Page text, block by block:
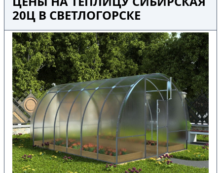
20Ц В СВЕТЛОГОРСКЕ